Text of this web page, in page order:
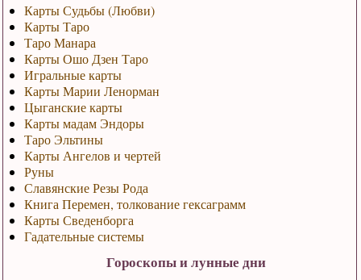
Карты Судьбы (Любви)
Карты Таро
Таро Манара
Карты Ошо Дзен Таро
Игральные карты
Карты Марии Ленорман
Цыганские карты
Карты мадам Эндоры
Таро Эльтины
Карты Ангелов и чертей
Руны
Славянские Резы Рода
Книга Перемен, толкование гексаграмм
Карты Сведенборга
Гадательные системы
Гороскопы и лунные дни